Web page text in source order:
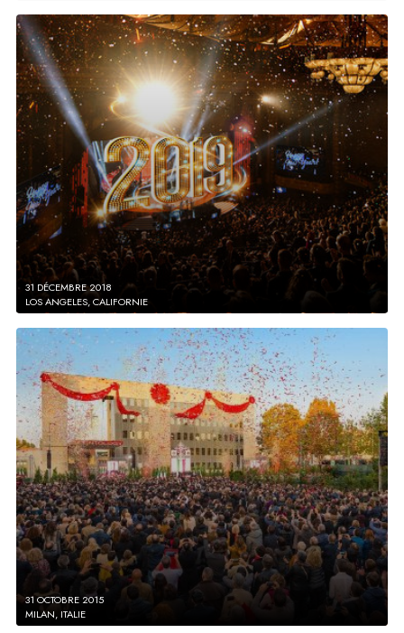
31 DÉCEMBRE 2018
LOS ANGELES, CALIFORNIE
31 OCTOBRE 2015
MILAN, ITALIE